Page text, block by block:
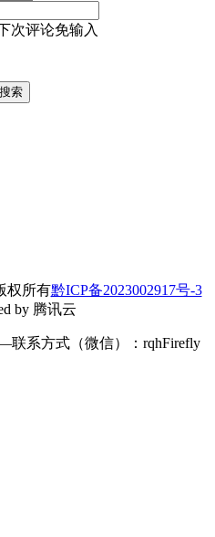
次评论免输入
搜索
权所有黔ICP备2023002917号-3
by 腾讯云
系方式（微信）：rqhFirefly